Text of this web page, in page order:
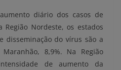
diário dos casos de
Região Nordeste, os estados
disseminação do vírus são a
8,9%. Na Região
de aumento da